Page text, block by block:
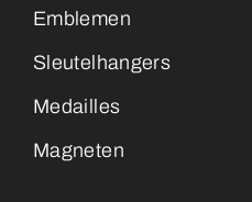
Emblemen
Sleutelhangers
Medailles
Magneten